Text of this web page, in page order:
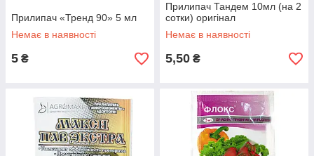
Прилипач «Тренд 90» 5 мл
Немає в наявності
5 ₴
Прилипач Тандем 10мл (на 2
сотки) оригінал
Немає в наявності
5,50 ₴